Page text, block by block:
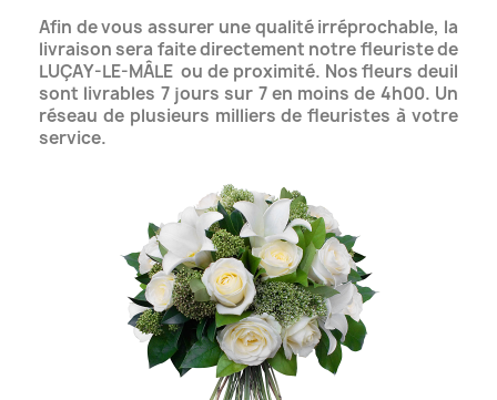
Afin de vous assurer une qualité irréprochable, la
livraison sera faite directement notre fleuriste de
LUÇAY-LE-MÂLEou de proximité. Nos fleurs deuil
sont livrables 7 jours sur 7 en moins de 4h00. Un
réseau de plusieurs milliers de fleuristes à votre
service.